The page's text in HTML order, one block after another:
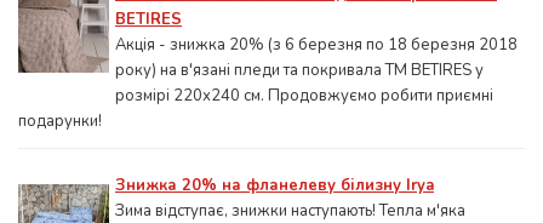
BETIRES
Акція - знижка 20% (з 6 березня по 18 березня 2018
року) на в'язані пледи та покривала ТМ BETIRES у
розмірі 220х240 см. Продовжуємо робити приємні
подарунки!
Знижка 20% на фланелеву білизну Irya
Зима відступає, знижки наступають! Тепла м'яка